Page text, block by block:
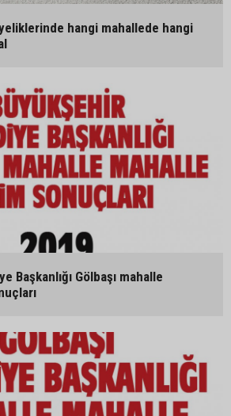
hangi mahallede hangi
Başkanlığı Gölbaşı mahalle